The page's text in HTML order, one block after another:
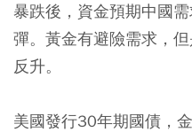
暴跌後，資金預期中國
彈。黃金有避險需求，
反升。
美國發行30年期國債，